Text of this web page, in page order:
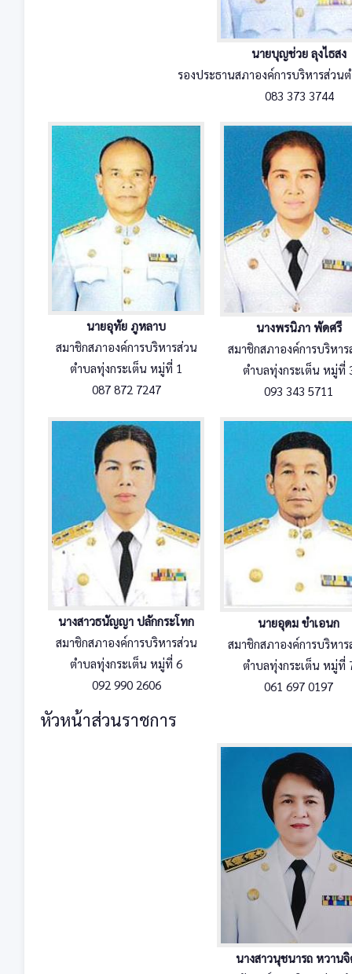
นายบุญช่วย ลุงไธสง
รองประธานสภาองค์การบริหารส่วน
083 373 3744
นายอุทัย ภูหลาบ
สมาชิกสภาองค์การบริหารส่วน
ตำบลทุ่งกระเต็น หมู่ที่ 1
087 872 7247
นางพรนิภา พัดศรี
สมาชิกสภาองค์การบริหา
ตำบลทุ่งกระเต็น หมู่ที่
093 343 5711
นางสาวธนัญญา ปลักกระโทก
สมาชิกสภาองค์การบริหารส่วน
ตำบลทุ่งกระเต็น หมู่ที่ 6
092 990 2606
นายอุดม ขำเอนก
สมาชิกสภาองค์การบริหา
ตำบลทุ่งกระเต็น หมู่ที่
061 697 0197
หัวหน้าส่วนราชการ
นางสาวนุชนารถ หวานจิ